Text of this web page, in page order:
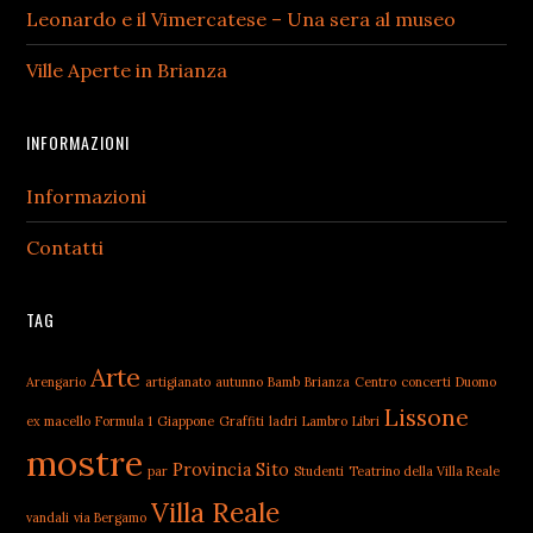
Leonardo e il Vimercatese – Una sera al museo
Ville Aperte in Brianza
INFORMAZIONI
Informazioni
Contatti
TAG
Arengario Arte artigianato autunno Bamb Brianza Centro concerti Duomo
ex macello Formula 1 Giappone Graffiti ladri Lambro Libri Lissone
mostre par Provincia Sito Studenti Teatrino della Villa Reale
vandali via Bergamo Villa Reale